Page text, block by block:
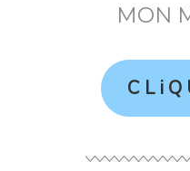
MON
C L i